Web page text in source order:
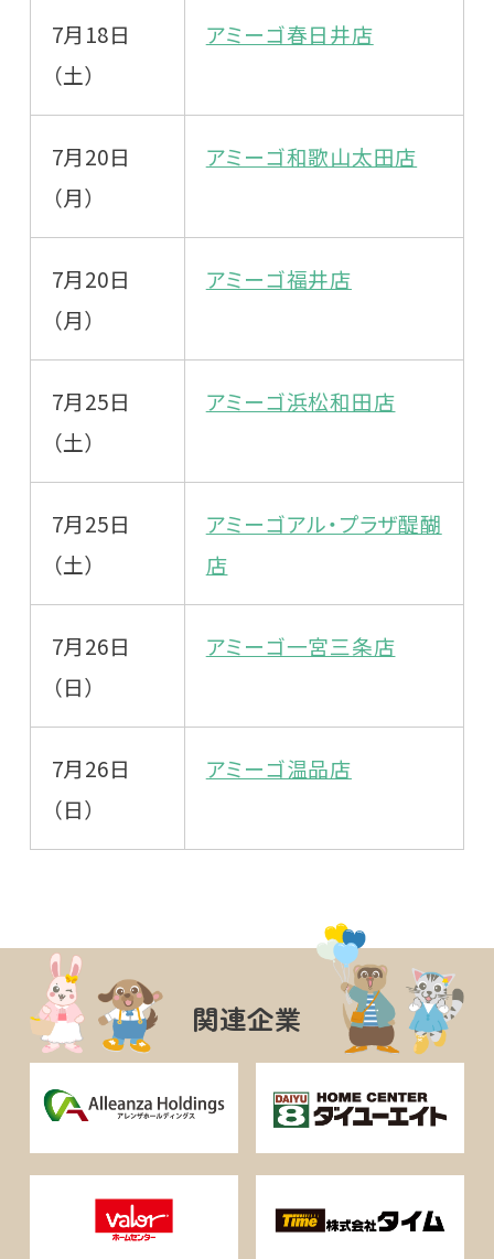
7月18日
（土）
アミーゴ春日井店
7月20日
（月）
アミーゴ和歌山太田店
7月20日
（月）
アミーゴ福井店
7月25日
（土）
アミーゴ浜松和田店
7月25日
（土）
アミーゴアル・プラザ醍醐
店
7月26日
（日）
アミーゴ一宮三条店
7月26日
（日）
アミーゴ温品店
関連企業